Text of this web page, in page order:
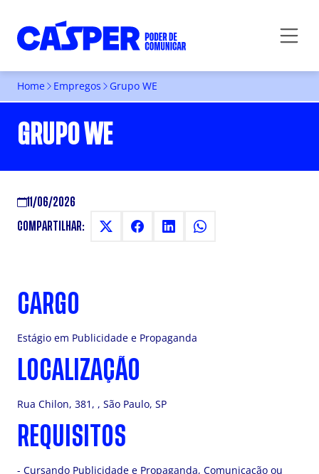
Home Empregos Grupo WE
GRUPO WE
11/06/2026
COMPARTILHAR:
CARGO
Estágio em Publicidade e Propaganda
LOCALIZAÇÃO
Rua Chilon, 381, , São Paulo, SP
REQUISITOS
- Cursando Publicidade e Propaganda, Comunicação ou